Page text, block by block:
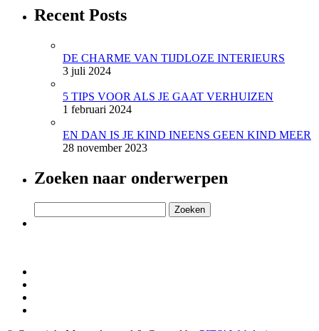
Recent Posts
DE CHARME VAN TIJDLOZE INTERIEURS
3 juli 2024
5 TIPS VOOR ALS JE GAAT VERHUIZEN
1 februari 2024
EN DAN IS JE KIND INEENS GEEN KIND MEER
28 november 2023
Zoeken naar onderwerpen
naar: